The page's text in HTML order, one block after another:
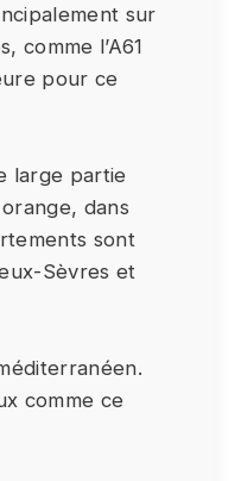
sur
comme l’A61
pour ce
large partie
dans
sont
Sèvres et
comme ce